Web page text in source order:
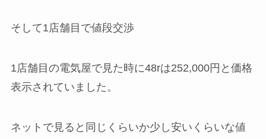
そして1店舗目で値段交渉
1店舗目の電気屋で見た時に48rは252,000円と価格
表示されていました。
ネットで見ると同じくらいか少し安いくらいな値